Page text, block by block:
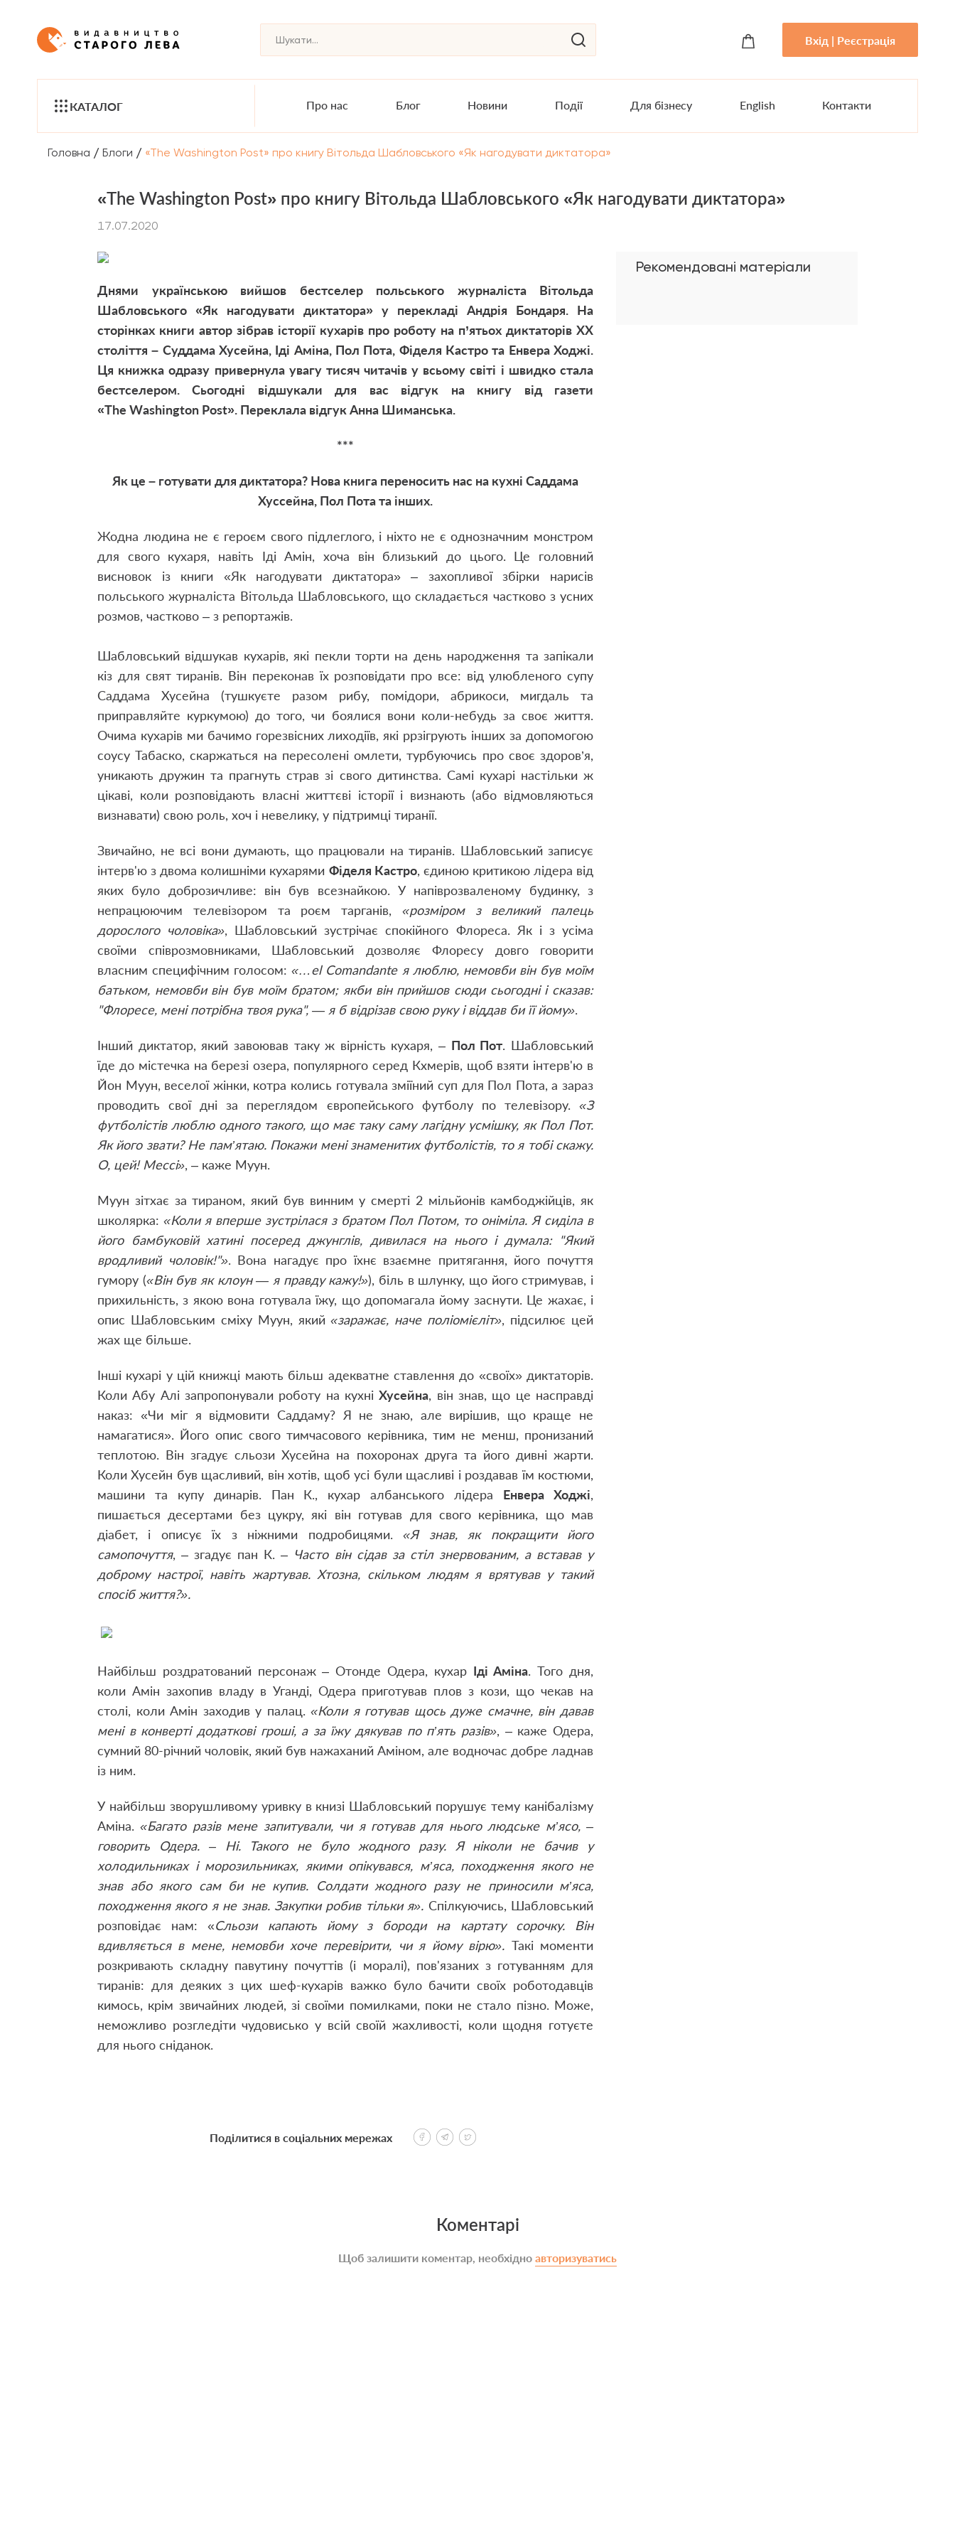
Вхід | Реєстрація
КАТАЛОГ Про нас Блог Новини Події Для бізнесу English Контакти
Головна / Блоги / «The Washington Post» про книгу Вітольда Шабловського «Як нагодувати диктатора»
«The Washington Post» про книгу Вітольда Шабловського «Як нагодувати диктатора»
17.07.2020
Днями українською вийшов бестселер польського журналіста Вітольда
Шабловського «Як нагодувати диктатора» у перекладі Андрія Бондаря. На
сторінках книги автор зібрав історії кухарів про роботу на п’ятьох диктаторів ХХ
століття – Суддама Хусейна, Іді Аміна, Пол Пота, Фіделя Кастро та Енвера Ходжі.
Ця книжка одразу привернула увагу тисяч читачів у всьому світі і швидко стала
бестселером. Сьогодні відшукали для вас відгук на книгу від газети
«The Washington Post». Переклала відгук Анна Шиманська.
***
Як це – готувати для диктатора? Нова книга переносить нас на кухні Саддама
Хуссейна, Пол Пота та інших.
Жодна людина не є героєм свого підлеглого, і ніхто не є однозначним монстром
для свого кухаря, навіть Іді Амін, хоча він близький до цього. Це головний
висновок із книги «Як нагодувати диктатора» – захопливої збірки нарисів
польського журналіста Вітольда Шабловського, що складається частково з усних
розмов, частково – з репортажів.
Шабловський відшукав кухарів, які пекли торти на день народження та запікали
кіз для свят тиранів. Він переконав їх розповідати про все: від улюбленого супу
Саддама Хусейна (тушкуєте разом рибу, помідори, абрикоси, мигдаль та
приправляйте куркумою) до того, чи боялися вони коли-небудь за своє життя.
Очима кухарів ми бачимо горезвісних лиходіїв, які ррзігрують інших за допомогою
соусу Табаско, скаржаться на пересолені омлети, турбуючись про своє здоров’я,
уникають дружин та прагнуть страв зі свого дитинства. Самі кухарі настільки ж
цікаві, коли розповідають власні життєві історії і визнають (або відмовляються
визнавати) свою роль, хоч і невелику, у підтримці тиранії.
Звичайно, не всі вони думають, що працювали на тиранів. Шабловський записує
інтерв'ю з двома колишніми кухарями Фіделя Кастро, єдиною критикою лідера від
яких було доброзичливе: він був всезнайкою. У напіврозваленому будинку, з
непрацюючим телевізором та роєм тарганів, «розміром з великий палець
дорослого чоловіка», Шабловський зустрічає спокійного Флореса. Як і з усіма
своїми співрозмовниками, Шабловський дозволяє Флоресу довго говорити
власним специфічним голосом:«…el Comandante я люблю, немовби він був моїм
батьком, немовби він був моїм братом; якби він прийшов сюди сьогодні і сказав:
"Флоресе, мені потрібна твоя рука", — я б відрізав свою руку і віддав би її йому».
Інший диктатор, який завоював таку ж вірність кухаря, – Пол Пот. Шабловський
їде до містечка на березі озера, популярного серед Кхмерів, щоб взяти інтерв'ю в
Йон Муун, веселої жінки, котра колись готувала зміїний суп для Пол Пота, а зараз
проводить свої дні за переглядом європейського футболу по телевізору. «З
футболістів люблю одного такого, що має таку саму лагідну усмішку, як Пол Пот.
Як його звати? Не пам’ятаю. Покажи мені знаменитих футболістів, то я тобі скажу.
О, цей! Мессі», – каже Муун.
Муун зітхає за тираном, який був винним у смерті 2 мільйонів камбоджійців, як
школярка: «Коли я вперше зустрілася з братом Пол Потом, то оніміла. Я сиділа в
його бамбуковій хатині посеред джунглів, дивилася на нього і ду­мала: "Який
вродливий чоловік!"». Вона нагадує про їхнє взаємне притягання, його почуття
гумору («Він був як клоун — я правду кажу!»), біль в шлунку, що його стримував, і
прихильність, з якою вона готувала їжу, що допомагала йому заснути. Це жахає, і
опис Шабловським сміху Муун, який«заражає, наче поліомієліт», підсилює цей
жах ще більше.
Інші кухарі у цій книжці мають більш адекватне ставлення до «своїх» диктаторів.
Коли Абу Алі запропонували роботу на кухніХусейна, він знав, що це насправді
наказ: «Чи міг я відмовити Саддаму? Я не знаю, але вирішив, що краще не
намагатися». Його опис свого тимчасового керівника, тим не менш, пронизаний
теплотою. Він згадує сльози Хусейна на похоронах друга та його дивні жарти.
Коли Хусейн був щасливий, він хотів, щоб усі були щасливі і роздавав їм костюми,
машини та купу динарів. Пан К., кухар албанського лідера Енвера Ходжі,
пишається десертами без цукру, які він готував для свого керівника, що мав
діабет, і описує їх з ніжними подробицями.«Я знав, як покращити його
самопочуття, – згадує пан К. – Часто він сідав за стіл знервованим, а вставав у
доброму настрої, навіть жартував. Хтозна, скільком людям я врятував у такий
спосіб життя?».
Найбільш роздратований персонаж – Отонде Одера, кухар Іді Аміна. Того дня,
коли Амін захопив владу в Уганді, Одера приготував плов з кози, що чекав на
столі, коли Амін заходив у палац.«Коли я готував щось дуже смачне, він давав
мені в конверті додаткові гроші, а за їжу дякував по п’ять разів», – каже Одера,
сумний 80-річний чоловік, який був нажаханий Аміном, але водночас добре ладнав
із ним.
У найбільш зворушливому уривку в книзі Шабловський порушує тему канібалізму
Аміна.«Багато разів мене запитували, чи я го­тував для нього людське м’ясо, –
говорить Одера. – Ні. Такого не було жодного разу. Я ніколи не бачив у
холодильниках і морозильниках, якими опікувався, м’яса, походження якого не
знав або якого сам би не купив. Солдати жодного разу не приносили м’яса,
походження якого я не знав. Закупки робив тільки я». Спілкуючись, Шабловський
розповідає нам: «Сльози капають йому з бороди на картату сорочку. Він
вдивляєть­ся в мене, немовби хоче перевірити, чи я йому вірю». Такі моменти
розкривають складну павутину почуттів (і моралі), пов'язаних з готуванням для
тиранів: для деяких з цих шеф-кухарів важко було бачити своїх роботодавців
кимось, крім звичайних людей, зі своїми помилками, поки не стало пізно. Може,
неможливо розгледіти чудовисько у всій своїй жахливості, коли щодня готуєте
для нього сніданок.
Рекомендовані матеріали
Поділитися в соціальних мережах
Коментарі
Щоб залишити коментар, необхідно авторизуватись